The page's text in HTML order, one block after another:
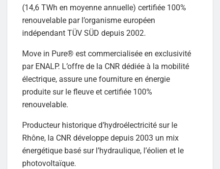
(14,6 TWh en moyenne annuelle) certifiée 100%
renouvelable par l’organisme européen
indépendant TÜV SÜD depuis 2002.
Move in Pure® est commercialisée en exclusivité
par ENALP. L’offre de la CNR dédiée à la mobilité
électrique, assure une fourniture en énergie
produite sur le fleuve et certifiée 100%
renouvelable.
Producteur historique d’hydroélectricité sur le
Rhône, la CNR développe depuis 2003 un mix
énergétique basé sur l’hydraulique, l’éolien et le
photovoltaïque.